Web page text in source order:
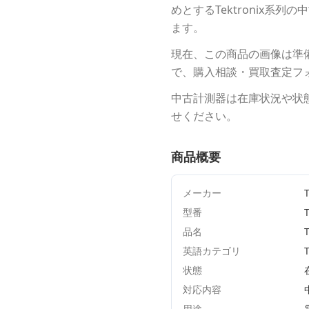
めとするTektronix系列の
ます。
現在、この商品の画像は
で、購入相談・買取査定
中古計測器は在庫状況や
せください。
商品概要
メーカー
型番
品名
英語カテゴリ
状態
対応内容